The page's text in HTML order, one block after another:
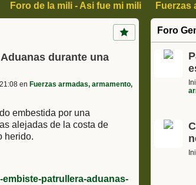
Foro de la mili - Asi fue mi mili
Fuerzas
Ciencia Informática y tecnología
Humor, Curiosidades
durante una
en Fuerzas armadas, armamento,
embestida por una
alejadas de la costa de
herido.
patrullera-aduanas-
Foro